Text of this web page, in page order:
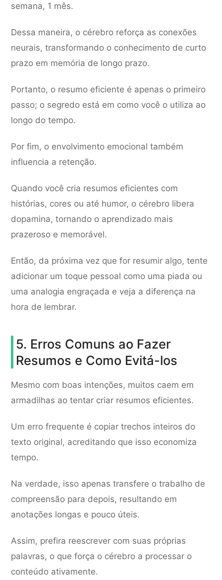
semana, 1 mês.
Dessa maneira, o cérebro reforça as conexões
neurais, transformando o conhecimento de curto
prazo em memória de longo prazo.
Portanto, o resumo eficiente é apenas o primeiro
passo; o segredo está em como você o utiliza ao
longo do tempo.
Por fim, o envolvimento emocional também
influencia a retenção.
Quando você cria resumos eficientes com
histórias, cores ou até humor, o cérebro libera
dopamina, tornando o aprendizado mais
prazeroso e memorável.
Então, da próxima vez que for resumir algo, tente
adicionar um toque pessoal como uma piada ou
uma analogia engraçada e veja a diferença na
hora de lembrar.
5. Erros Comuns ao Fazer
Resumos e Como Evitá-los
Mesmo com boas intenções, muitos caem em
armadilhas ao tentar criar resumos eficientes.
Um erro frequente é copiar trechos inteiros do
texto original, acreditando que isso economiza
tempo.
Na verdade, isso apenas transfere o trabalho de
compreensão para depois, resultando em
anotações longas e pouco úteis.
Assim, prefira reescrever com suas próprias
palavras, o que força o cérebro a processar o
conteúdo ativamente.